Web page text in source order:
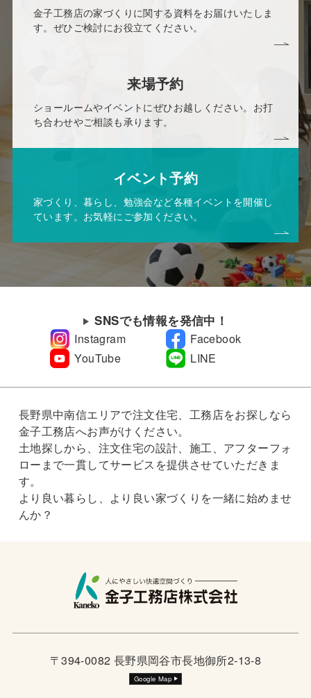
金子工務店の家づくりに関する資料をお届けいたしま
す。ぜひご検討にお役立てください。
来場予約
ショールームやイベントにぜひお越しください。お打
ち合わせやご相談も承ります。
イベント予約
家づくり、暮らし、勉強会など各種イベントを開催し
ています。お気軽にご参加ください。
SNSでも情報を発信中！
Instagram
Facebook
YouTube
LINE
長野県中南信エリアで注文住宅、工務店をお探しなら
金子工務店へお声がけください。
土地探しから、注文住宅の設計、施工、アフターフォ
ローまで一貫してサービスを提供させていただきま
す。
より良い暮らし、より良い家づくりを一緒に始めませ
んか？
〒394-0082 長野県岡谷市長地御所2-13-8
Google Map